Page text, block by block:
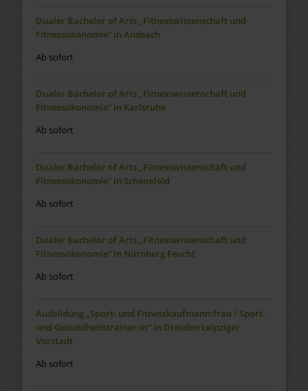
Dualer Bachelor of Arts „Fitnesswissenschaft und
Fitnessökonomie“ in Ansbach
Ab sofort
Dualer Bachelor of Arts „Fitnesswissenschaft und
Fitnessökonomie“ in Karlsruhe
Ab sofort
Dualer Bachelor of Arts „Fitnesswissenschaft und
Fitnessökonomie“ in Schenefeld
Ab sofort
Dualer Bachelor of Arts „Fitnesswissenschaft und
Fitnessökonomie“ in Nürnberg Feucht
Ab sofort
Ausbildung „Sport- und Fitnesskaufmann:frau / Sport-
und Gesundheitstrainer:in“ in Dresden Leipziger
Vorstadt
Ab sofort